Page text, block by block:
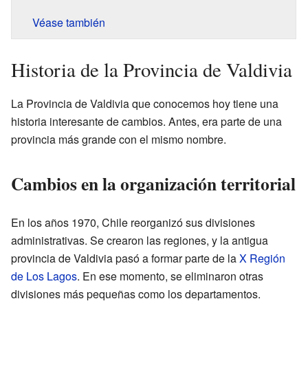
Véase también
Historia de la Provincia de Valdivia
La Provincia de Valdivia que conocemos hoy tiene una
historia interesante de cambios. Antes, era parte de una
provincia más grande con el mismo nombre.
Cambios en la organización territorial
En los años 1970, Chile reorganizó sus divisiones
administrativas. Se crearon las regiones, y la antigua
provincia de Valdivia pasó a formar parte de laX Región
de Los Lagos. En ese momento, se eliminaron otras
divisiones más pequeñas como los departamentos.